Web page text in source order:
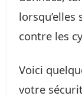
contre les
Voici
votre